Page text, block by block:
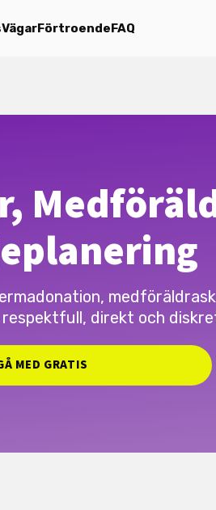
VägarFörtroendeFAQ
direkt och
MED GRATIS